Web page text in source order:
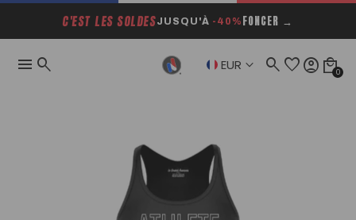
C'EST LES SOLDESJUSQU'À -40% FONCER →
menu search EUR keyboard_arrow_down search favoriteaccount_circle local_mall
0